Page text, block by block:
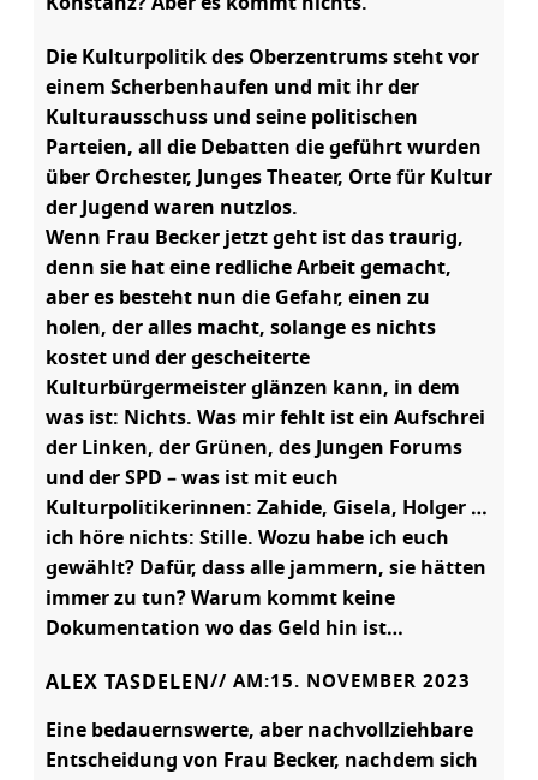
Die Kulturpolitik des Oberzentrums steht vor
einem Scherbenhaufen und mit ihr der
Kulturausschuss und seine politischen
Parteien, all die Debatten die geführt wurden
über Orchester, Junges Theater, Orte für Kultur
der Jugend waren nutzlos.
Wenn Frau Becker jetzt geht ist das traurig,
denn sie hat eine redliche Arbeit gemacht,
aber es besteht nun die Gefahr, einen zu
holen, der alles macht, solange es nichts
kostet und der gescheiterte
Kulturbürgermeister glänzen kann, in dem
was ist: Nichts. Was mir fehlt ist ein Aufschrei
der Linken, der Grünen, des Jungen Forums
und der SPD – was ist mit euch
Kulturpolitikerinnen: Zahide, Gisela, Holger …
ich höre nichts: Stille. Wozu habe ich euch
gewählt? Dafür, dass alle jammern, sie hätten
immer zu tun? Warum kommt keine
Dokumentation wo das Geld hin ist…
ALEX TASDELEN // AM:15. NOVEMBER 2023
Eine bedauernswerte, aber nachvollziehbare
Entscheidung von Frau Becker, nachdem sich